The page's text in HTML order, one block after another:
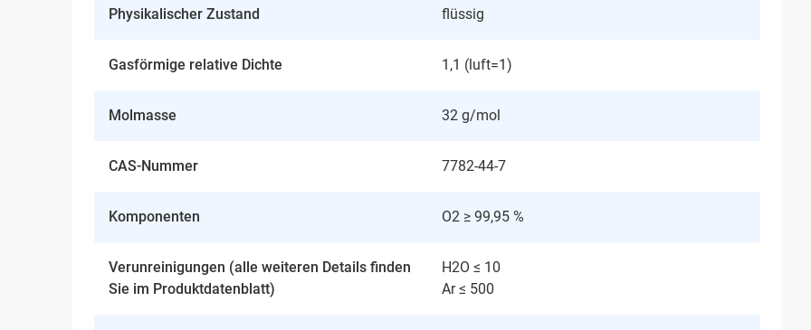
Physikalischer Zustand flüssig
Gasförmige relative Dichte 1,1 (luft=1)
Molmasse 32 g/mol
CAS-Nummer 7782-44-7
Komponenten O2 ≥ 99,95 %
Verunreinigungen (alle weiteren Details finden
Sie im Produktdatenblatt)
H2O ≤ 10
Ar ≤ 500